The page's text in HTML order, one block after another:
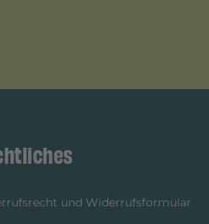
und Widerrufsformular